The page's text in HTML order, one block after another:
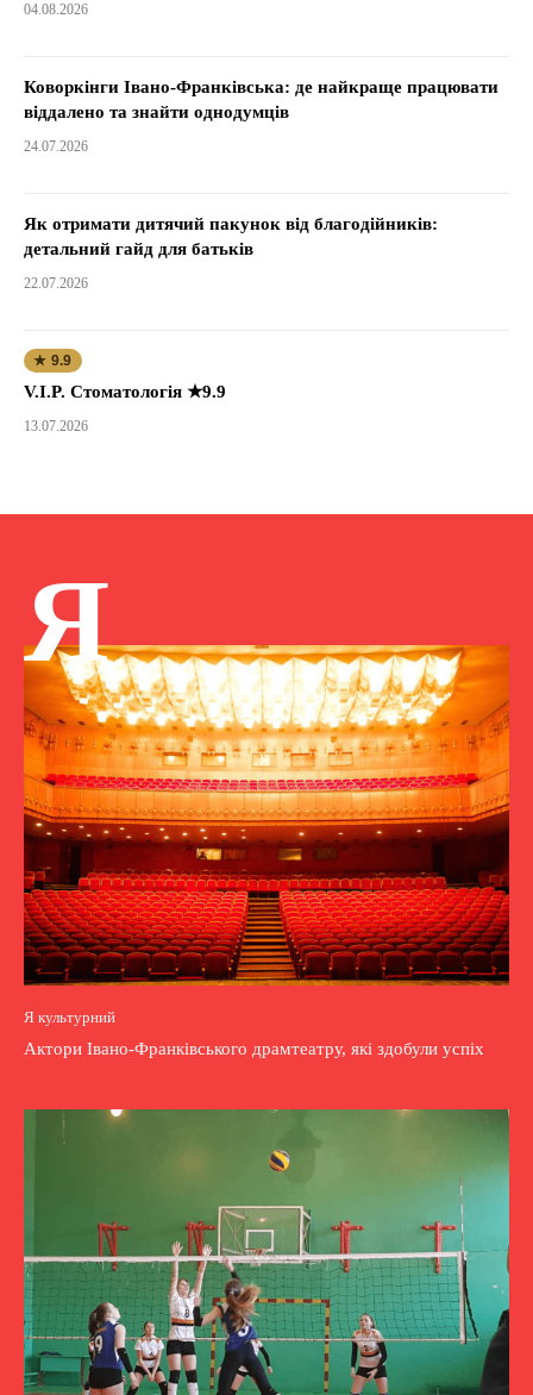
04.08.2026
Коворкінги Івано-Франківська: де найкраще працювати
віддалено та знайти однодумців
24.07.2026
Як отримати дитячий пакунок від благодійників:
детальний гайд для батьків
22.07.2026
★ 9.9
V.I.P. Стоматологія ★9.9
13.07.2026
Я
Я культурний
Актори Івано-Франківського драмтеатру, які здобули успіх